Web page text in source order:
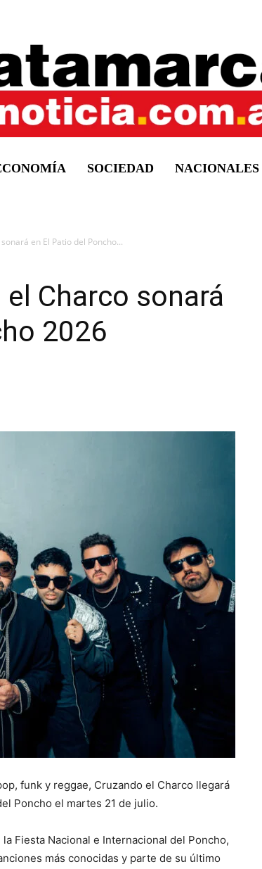
SOCIEDAD NACIONALES
en El Patio del Poncho...
Charco sonará
2026
funk y reggae, Cruzando el Charco llegará
Poncho el martes 21 de julio.
Fiesta Nacional e Internacional del Poncho,
más conocidas y parte de su último